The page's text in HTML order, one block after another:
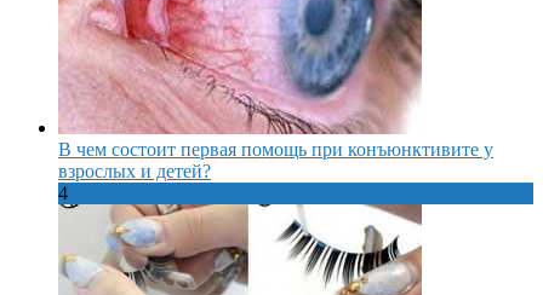
В чем состоит первая помощь при конъюнктивите у
взрослых и детей?
4